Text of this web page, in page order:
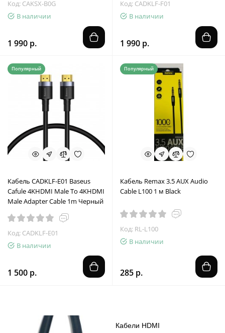
Код: CAKSX-B0G
В наличии
1 990 р.
Код: CADKLF-F01
В наличии
1 990 р.
Популярный
Кабель CADKLF-E01 Baseus
Cafule 4KHDMI Male To 4KHDMI
Male Adapter Cable 1m Черный
Код: CADKLF-E01
В наличии
1 500 р.
Популярный
Кабель Remax 3.5 AUX Audio
Cable L100 1 м Black
Код: RL-L100
В наличии
285 р.
Кабели HDMI